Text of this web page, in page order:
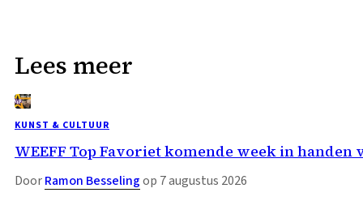
Lees meer
KUNST & CULTUUR
WEEFF Top Favoriet komende week in handen
DoorRamon Besselingop 7 augustus 2026